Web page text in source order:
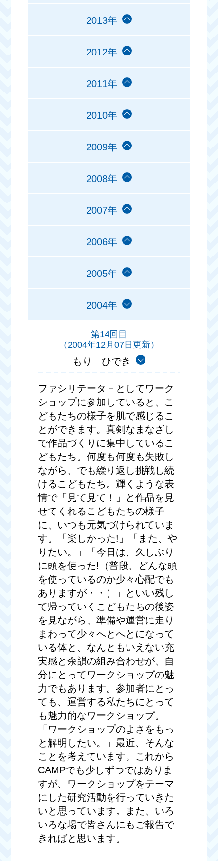
2013年
2012年
2011年
2010年
2009年
2008年
2007年
2006年
2005年
2004年
第14回目
（2004年12月07日更新）
もり ひでき
ファシリテータ－としてワーク
ショップに参加していると、こ
どもたちの様子を肌で感じるこ
とができます。真剣なまなざし
で作品づくりに集中しているこ
どもたち。何度も何度も失敗し
ながら、でも繰り返し挑戦し続
けるこどもたち。輝くような表
情で「見て見て！」と作品を見
せてくれるこどもたちの様子
に、いつも元気づけられていま
す。「楽しかった!」「また、や
りたい。」「今日は、久しぶり
に頭を使った!（普段、どんな頭
を使っているのか少々心配でも
ありますが・・）」といい残し
て帰っていくこどもたちの後姿
を見ながら、準備や運営に走り
まわって少々へとへとになって
いる体と、なんともいえない充
実感と余韻の組み合わせが、自
分にとってワークショップの魅
力でもあります。参加者にとっ
ても、運営する私たちにとって
も魅力的なワークショップ。
「ワークショップのよさをもっ
と解明したい。」最近、そんな
ことを考えています。これから
CAMPでも少しずつではありま
すが、ワークショップをテーマ
にした研究活動を行っていきた
いと思っています。また、いろ
いろな場で皆さんにもご報告で
きればと思います。